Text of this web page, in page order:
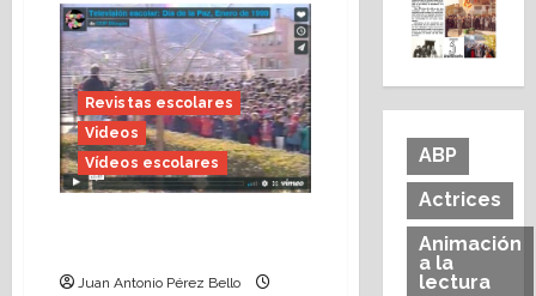
Hace
20
años,
el
alumnado
del
colegio
de
Alcorisa
visitó
Galve
(octubre
Revistas escolares
Videos
Vídeos escolares
Juan Antonio Pérez Bello
ABP
Actrices
Animación
a la
lectura